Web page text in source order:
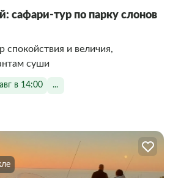
сафари-тур по парку слонов
и величия,
суши
в 14:00 ...